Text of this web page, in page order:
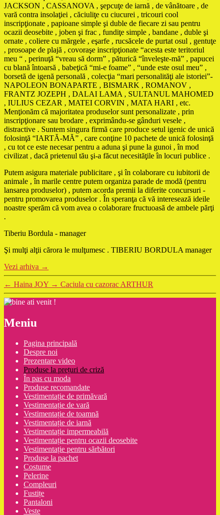
JACKSON , CASSANOVA , şepcuţe de iarnă , de vânătoare , de
vară contra insolaţiei , căciuliţe cu ciucurei , tricouri cool
inscripţionate , papioane simple şi duble de fiecare zi sau pentru
ocazii deosebite , joben şi frac , fundiţe simple , bandane , duble şi
ornate , coliere cu mărgele , eşarfe , rucsăcele de purtat osul , gentuţe
, prosoape de plajă , covoraşe inscripţionate “acesta este teritoriul
meu “ , perinuţă “vreau să dorm” , păturică “înveleşte-mă” , papucei
cu blană întoarsă , babeţică “mi-e foame” , “unde este osul meu” ,
borsetă de igenă personală , colecţia “mari personalităţi ale istoriei”-
NAPOLEON BONAPARTE , BISMARK , ROMANOV ,
FRANTZ JOZEPH , DALAI LAMA , SULTANUL MAHOMED
, IULIUS CEZAR , MATEI CORVIN , MATA HARI , etc.
Menţionăm că majoritatea produselor sunt personalizate , prin
inscripţionare sau brodare , exprimându-se gânduri vesele ,
distractive . Suntem singura firmă care produce setul igenic de unică
folosinţă “IARTĂ-MĂ” , care conţine 10 pachete de unică folosinţă
, cu tot ce este necesar pentru a aduna şi pune la gunoi , în mod
civilizat , dacă prietenul tău şi-a făcut necesităţile în locuri publice .
Putem asigura materiale publicitare , şi în colaborare cu iubitorii de
animale , în marile centre putem organiza parade de modă (pentru
lansarea produselor) , putem acorda premii la diferite concursuri -
pentru promovarea produselor . În speranţa că vă interesează ideile
noastre sperăm că vom avea o colaborare fructuoasă de ambele părţi
.
Tiberiu Bordula - manager
Şi mulţi alţii cărora le mulţumesc . TIBERIU BORDULA manager
Vezi arhiva →
← Haina JOY → Caciula cu cazorac ARTHUR
Meniu
Pagina principală
Despre noi
Prezentare video
Produse la prețuri de criză
În pas cu moda
Produse recomandate
Vestimentație de primăvară
Vestimentație de vară
Vestimentație de toamnă
Vestimentație de iarnă
Vestimentație impermeabilă
Vestimentație pentru ocazii deosebite
Vestimentație pentru sărbători
Produse la pachet
Costume
Pelerine
Compleuri
Fustițe
Pantaloni
Veste